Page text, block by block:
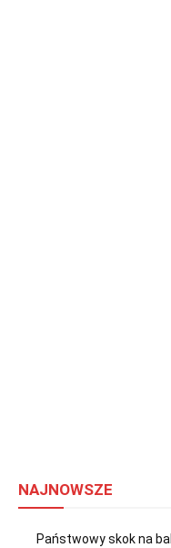
NAJNOWSZE
Państwowy skok na